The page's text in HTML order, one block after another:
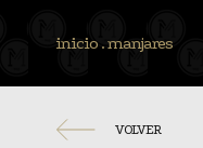
inicio .manjares
VOLVER